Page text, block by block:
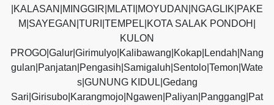
|KALASAN|MINGGIR|MLATI|MOYUDAN|NGAGLIK|PAKE
M|SAYEGAN|TURI|TEMPEL|KOTA SALAK PONDOH|
KULON
PROGO|Galur|Girimulyo|Kalibawang|Kokap|Lendah|Nang
gulan|Panjatan|Pengasih|Samigaluh|Sentolo|Temon|Wate
s|GUNUNG KIDUL|Gedang
Sari|Girisubo|Karangmojo|Ngawen|Paliyan|Panggang|Pat